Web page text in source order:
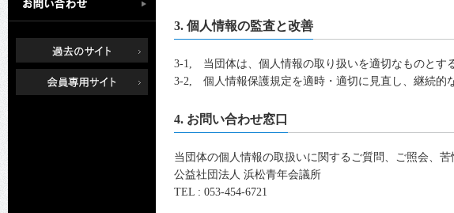
3. 個人情報の監査と改善
3-1, 当団体は、個人情報の取り扱いを適切なものとす
3-2, 個人情報保護規定を適時・適切に見直し、継続的
4. お問い合わせ窓口
当団体の個人情報の取扱いに関するご質問、ご照会、
公益社団法人 浜松青年会議所
TEL : 053-454-6721